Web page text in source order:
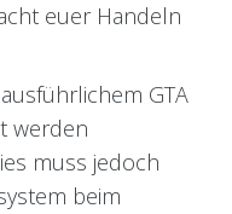
euer Handeln
GTA
werden
muss jedoch
beim